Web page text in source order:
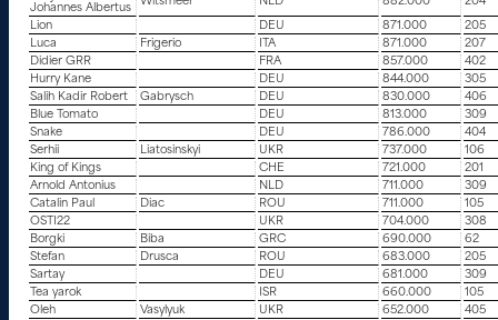
Johannes Albertus
Lion
DEU 871.000
205
Luca
Frigerio ITA 871.000
207
Didier GRR
FRA 857.000
402
Hurry Kane
DEU 844.000
305
Salih Kadir Robert
Gabrysch DEU 830.000
406
Blue Tomato
DEU 813.000
309
Snake
DEU 786.000
404
Serhii
Liatosinskyi UKR 737.000
106
King of Kings
CHE 721.000
201
Arnold Antonius
NLD 711.000
309
Catalin Paul
Diac ROU 711.000
105
OSTI22
UKR 704.000
308
Borgki
Biba GRC 690.000
62
Stefan
Drusca ROU 683.000
205
Sartay
DEU 681.000
309
Tea yarok
ISR 660.000
105
Oleh
Vasylyuk UKR 652.000
405